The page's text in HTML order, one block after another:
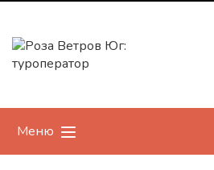
Меню